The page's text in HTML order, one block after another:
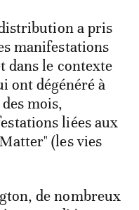
a pris
manifestations
dans le contexte
ont dégénéré à
mois,
liées aux
(les vies
de nombreux